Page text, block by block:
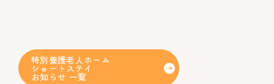
特別養護老人ホーム
ショートステイ
お知らせ 一覧